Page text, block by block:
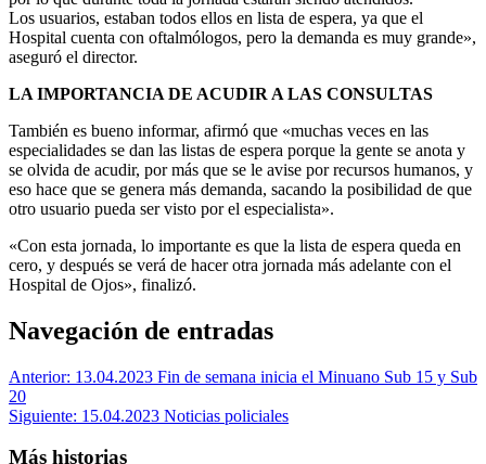
Los usuarios, estaban todos ellos en lista de espera, ya que el
Hospital cuenta con oftalmólogos, pero la demanda es muy grande»,
aseguró el director.
LA IMPORTANCIA DE ACUDIR A LAS CONSULTAS
También es bueno informar, afirmó que «muchas veces en las
especialidades se dan las listas de espera porque la gente se anota y
se olvida de acudir, por más que se le avise por recursos humanos, y
eso hace que se genera más demanda, sacando la posibilidad de que
otro usuario pueda ser visto por el especialista».
«Con esta jornada, lo importante es que la lista de espera queda en
cero, y después se verá de hacer otra jornada más adelante con el
Hospital de Ojos», finalizó.
Navegación de entradas
Anterior: 13.04.2023 Fin de semana inicia el Minuano Sub 15 y Sub
20
Siguiente: 15.04.2023 Noticias policiales
Más historias